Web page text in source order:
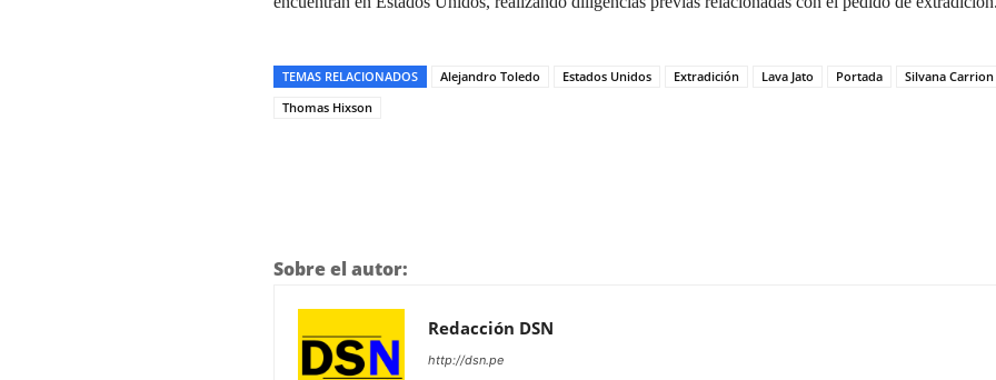
TEMAS RELACIONADOS Alejandro Toledo Estados Unidos Extradición Lava Jato Portada
Silvana Carrion
Thomas Hixson
Sobre el autor:
Redacción DSN
http://dsn.pe